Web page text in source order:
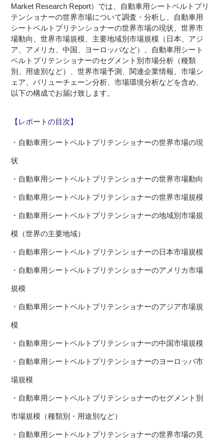
Market Research Report）では、自動車用シートベルトプリ
テンショナーの世界市場について調査・分析し、自動車用
シートベルトプリテンショナーの世界市場の現状、世界市
場動向、世界市場規模、主要地域別市場規模（日本、アジ
ア、アメリカ、中国、ヨーロッパなど）、自動車用シート
ベルトプリテンショナーのセグメント別市場分析（種類
別、用途別など）、世界市場予測、関連企業情報、市場シ
ェア、バリューチェーン分析、市場環境分析などを含め、
以下の構成でお届け致します。
【レポートの目次】
・自動車用シートベルトプリテンショナーの世界市場の現
状
・自動車用シートベルトプリテンショナーの世界市場動向
・自動車用シートベルトプリテンショナーの世界市場規模
・自動車用シートベルトプリテンショナーの地域別市場規
模（世界の主要地域）
・自動車用シートベルトプリテンショナーの日本市場規模
・自動車用シートベルトプリテンショナーのアメリカ市場
規模
・自動車用シートベルトプリテンショナーのアジア市場規
模
・自動車用シートベルトプリテンショナーの中国市場規模
・自動車用シートベルトプリテンショナーのヨーロッパ市
場規模
・自動車用シートベルトプリテンショナーのセグメント別
市場規模（種類別・用途別など）
・自動車用シートベルトプリテンショナーの世界市場の見